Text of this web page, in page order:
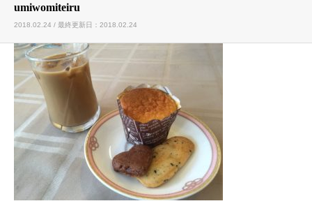
umiwomiteiru
2018.02.24 / 最終更新日：2018.02.24